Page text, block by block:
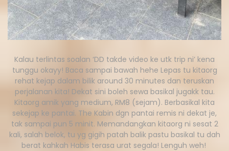
Kalau terlintas soalan ‘DD takde video ke utk trip ni’ kena
tunggu okayy! Baca sampai bawah hehe Lepas tu kitaorg
rehat kejap dalam bilik around 30 minutes dan teruskan
perjalanan kita! Dekat sini boleh sewa basikal jugakk tau.
Kitaorg amik yang medium, RM8 (sejam). Berbasikal kita
sekejap ke pantai. The Kabin dgn pantai remis ni dekat je,
tak sampai pun 5 minit. Memandangkan kitaorg ni sesat 2
kali, salah belok, tu yg gigih patah balik pastu basikal tu dah
berat kahkah Habis terasa urat segala! Lenguh weh!